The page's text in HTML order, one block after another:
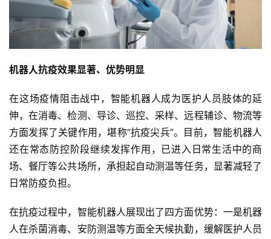
机器人抗疫效果显著、优势明显
在这场疫情阻击战中，智能机器人成为医护人员肢体的延
伸，在消毒、检测、导诊、巡控、采样、远程辅诊、物流等
方面发挥了关键作用，堪称“抗疫尖兵”。目前，智能机器人
还在常态防控阶段继续发挥作用，已进入日常生活中的商
场、餐厅等公共场所，承担起自动测温等任务，显著减轻了
日常防疫负担。
在抗疫过程中，智能机器人展现出了四方面优势：一是机器
人在杀菌消毒、安防测温等方面全天候执勤，缓解医护人员